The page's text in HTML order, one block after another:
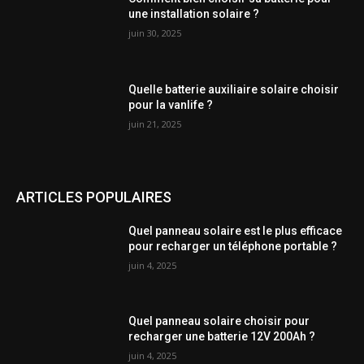
une installation solaire ?
juin 30, 2025
Quelle batterie auxiliaire solaire choisir
pour la vanlife ?
juin 21, 2025
ARTICLES POPULAIRES
Quel panneau solaire est le plus efficace
pour recharger un téléphone portable ?
juin 4, 2025
Quel panneau solaire choisir pour
recharger une batterie 12V 200Ah ?
juin 4, 2025